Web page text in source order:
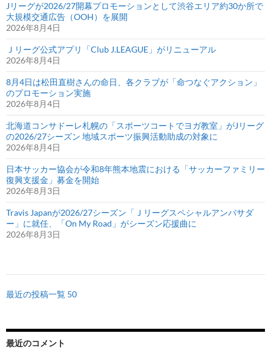
Jリーグが2026/27開幕プロモーションとして渋谷エリア約30か所で
大規模交通広告（OOH）を展開
2026年8月4日
Ｊリーグ公式アプリ「Club J.LEAGUE」がリニューアル
2026年8月4日
8月4日は松田直樹さんの命日、各クラブが「命つなぐアクション」
のプロモーション実施
2026年8月4日
北海道コンサドーレ札幌の「スポーツコートでヨガ教室」がJリーグ
の2026/27シーズン 地域スポーツ振興活動助成の対象に
2026年8月4日
日本サッカー協会が令和8年熊本地震における「サッカーファミリー
復興支援金」募金を開始
2026年8月3日
Travis Japanが2026/27シーズン「Ｊリーグスペシャルアンバサダ
ー」に就任、「On My Road」がシーズン応援曲に
2026年8月3日
最近の投稿一覧 50
最近のコメント